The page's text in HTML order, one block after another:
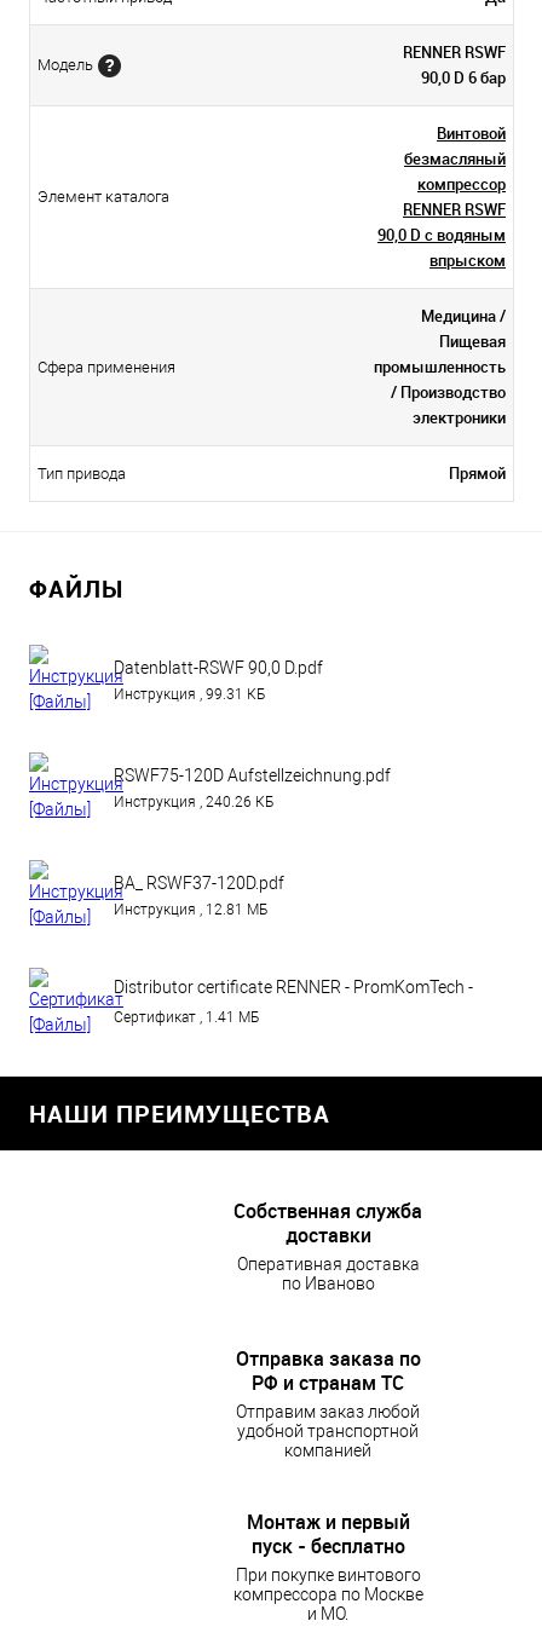
Модель
RENNER RSWF
90,0 D 6 бар
Элемент каталога
Винтовой
безмасляный
компрессор
RENNER RSWF
90,0 D с водяным
впрыском
Сфера применения
Медицина /
Пищевая
промышленность
/ Производство
электроники
Тип привода Прямой
ФАЙЛЫ
Datenblatt-RSWF 90,0 D.pdf
Инструкция , 99.31 КБ
RSWF75-120D Aufstellzeichnung.pdf
Инструкция , 240.26 КБ
BA_ RSWF37-120D.pdf
Инструкция , 12.81 МБ
Distributor certificate RENNER - PromKomTech -
until 31.12.2018 (1).pdf
Сертификат , 1.41 МБ
НАШИ ПРЕИМУЩЕСТВА
Собственная служба
доставки
Оперативная доставка
по Иваново
Отправка заказа по
РФ и странам ТС
Отправим заказ любой
удобной транспортной
компанией
Монтаж и первый
пуск - бесплатно
При покупке винтового
компрессора по Москве
и МО.